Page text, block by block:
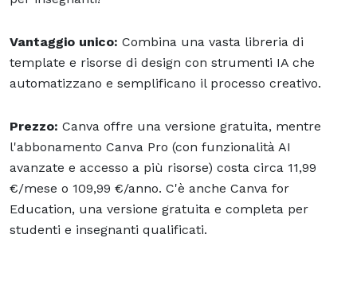
Vantaggio unico: Combina una vasta libreria di
template e risorse di design con strumenti IA che
automatizzano e semplificano il processo creativo.
Prezzo: Canva offre una versione gratuita, mentre
l'abbonamento Canva Pro (con funzionalità AI
avanzate e accesso a più risorse) costa circa 11,99
€/mese o 109,99 €/anno. C'è anche Canva for
Education, una versione gratuita e completa per
studenti e insegnanti qualificati.